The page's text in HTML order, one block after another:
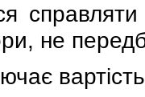
не
вартiсть